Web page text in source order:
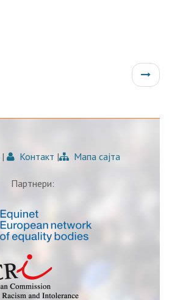
| Контакт | Мапа сајта
Партнери: